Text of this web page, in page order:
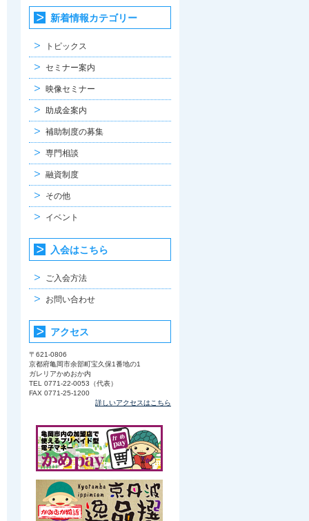
新着情報カテゴリー
トピックス
セミナー案内
映像セミナー
助成金案内
補助制度の募集
専門相談
融資制度
その他
イベント
入会はこちら
ご入会方法
お問い合わせ
アクセス
〒621-0806
京都府亀岡市余部町宝久保1番地の1
ガレリアかめおか内
TEL 0771-22-0053（代表）
FAX 0771-25-1200
詳しいアクセスはこちら